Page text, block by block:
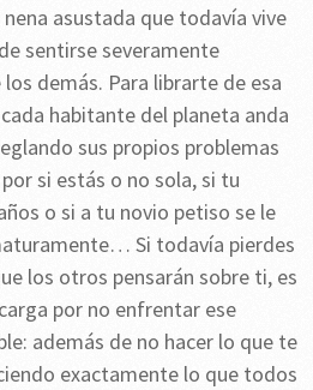
asustada que todavía vive
sentirse severamente
demás. Para librarte de esa
habitante del planeta anda
sus propios problemas
si estás o no sola, si tu
o si a tu novio petiso se le
Si todavía pierdes
los otros pensarán sobre ti, es
por no enfrentar ese
además de no hacer lo que te
exactamente lo que todos